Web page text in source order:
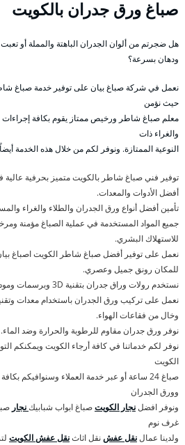
صباغ ورق جدران بالكويت
هل ضجرتم من ألوان الجدران الباهتة والمملة أو
ودهان بسرعة؟
نعمل في شركة صباغ بيان على توفير خدمة صباغ
حيث نؤمن
معلم صباغ شاطر ورخيص ممتاز يقوم بكافة إجراءات
والغراء ذات
النوعية الممتازة. ونوفر لكم من خلال هذه الخدمة
توفير فني صباغ شاطر بالكويت متميز بحرفية عالية
أفضل الأدوات والمعدات.
تأمين أفضل أنواع ورق الجدران والطلاء والغراء
جميع المواد المستخدمة في عملية الصباغ مؤمنة
للاستهلاك البشري.
نعمل على توفير أفضل صباغ شاطر الكويت اصباغ
للمكان رونق جميل وعصري.
نستخدم رولات وراق جدران بتقنية 3D وبرسمات وموديلات متعددة تناسب كافة الأذواق.
نعمل على تركيب ورق الجدران باستخدام معدات
وخال من فقاعات الهواء.
نوفر ورق جدران مقاوم للرطوبة والحرارة وضد الماء.
نوفر لكم خدماتنا في كافة أرجاء الكويت ويمكنكم
الكويت
صباغ 24 ساعة أو عبر خدمة العملاء وسنوافيكم
وورق الجدران
ونوفر افضلنجار الكويتصباغ ابواب شبابيكنجار
غرف نوم
ولدينا عمالنقل عفشنقل اثاثنقل عفش الكويت